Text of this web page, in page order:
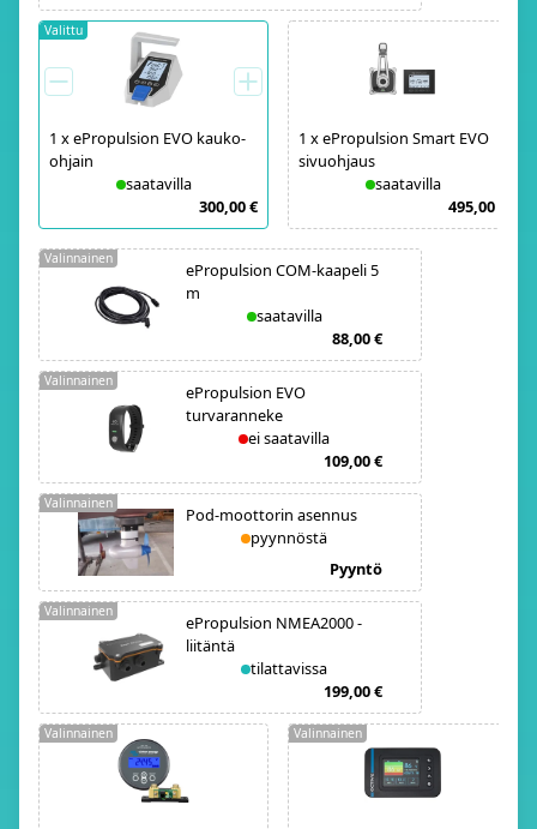
1 xePropulsion EVO kauko-
ohjain
saatavilla
300,00 €
Valittu
1 xePropulsion Smart EVO
sivuohjaus
saatavilla
495,00 €
ePropulsion COM-kaapeli 5
m
saatavilla
88,00 €
Valinnainen
ePropulsion EVO
turvaranneke
ei saatavilla
109,00 €
Valinnainen
Pod-moottorin asennus
pyynnöstä
Pyyntö
Valinnainen
ePropulsion NMEA2000 -
liitäntä
tilattavissa
199,00 €
Valinnainen
Valinnainen Valinnainen